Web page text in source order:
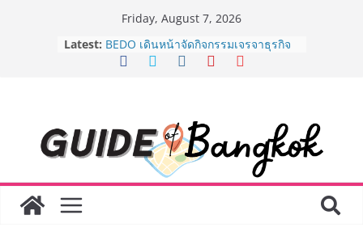
Friday, August 7, 2026
Latest: BEDO เดินหน้าจัดกิจกรรมเจรจาธุรกิจ
“BIO TRADE CONNECT 2026” ยก
สด ดอกไม้ประดิษฐ์ พวงมาลัย และสังฆ
ภัณฑ์ครบวงจร ขอเชิญเลือกซื้อมาลัย
และของขวัญต้อนรับวันแม่ เปิดให้
บริการทุกวันตลอด 24 ชั่วโมง
Guangzhou Yinghao School เผยวิสัย